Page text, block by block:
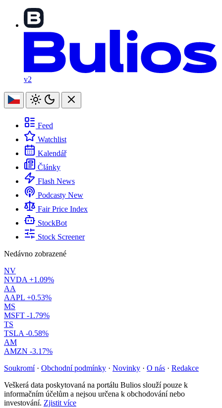
v2
Feed
Watchlist
Kalendář
Články
Flash News
Podcasty New
Fair Price Index
StockBot
Stock Screener
Nedávno zobrazené
NV
NVDA +1.09%
AA
AAPL +0.53%
MS
MSFT -1.79%
TS
TSLA -0.58%
AM
AMZN -3.17%
Soukromí · Obchodní podmínky · Novinky · O nás · Redakce
Veškerá data poskytovaná na portálu Bulios slouží pouze k
informačním účelům a nejsou určena k obchodování nebo
investování. Zjistit více